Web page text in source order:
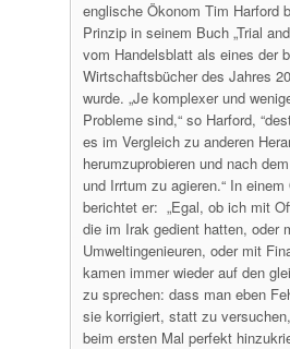
englische Ökonom Tim Harford
Prinzip in seinem Buch „Trial
vom Handelsblatt als eines der
Wirtschaftsbücher des Jahres
wurde. „Je komplexer und
Probleme sind,“ so Harford,
es im Vergleich zu anderen
herumzuprobieren und nach
und Irrtum zu agieren.“ In
berichtet er: „Egal, ob ich mit
die im Irak gedient hatten, oder
Umweltingenieuren, oder mit
kamen immer wieder auf den
zu sprechen: dass man eben
sie korrigiert, statt zu
beim ersten Mal perfekt